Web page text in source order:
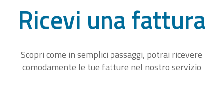
Ricevi una fattura
Scopri come in semplici passaggi, potrai ricevere
comodamente le tue fatture nel nostro servizio